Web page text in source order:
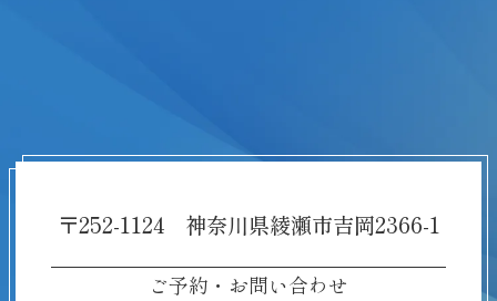
〒252-1124 神奈川県綾瀬市吉岡2366-1
ご予約・お問い合わせ